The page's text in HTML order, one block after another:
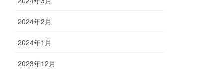
2024年2月
2024年1月
2023年12月